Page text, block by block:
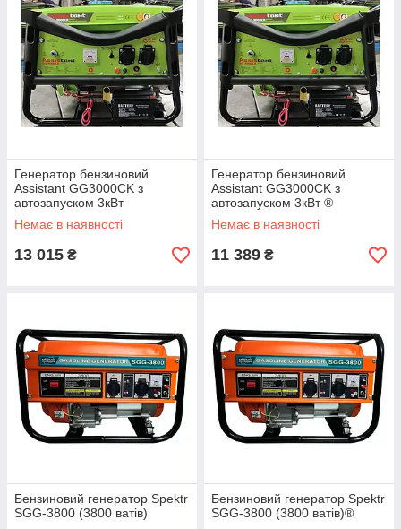
Генератор бензиновий
Assistant GG3000CK з
автозапуском 3кВт
Немає в наявності
13 015 ₴
Генератор бензиновий
Assistant GG3000CK з
автозапуском 3кВт ®
Немає в наявності
11 389 ₴
Бензиновий генератор Spektr
SGG-3800 (3800 ватів)
Бензиновий генератор Spektr
SGG-3800 (3800 ватів)®